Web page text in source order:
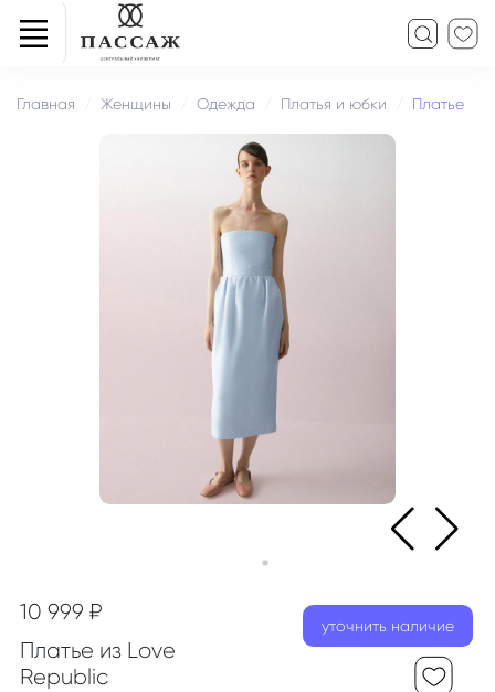
Главная Женщины Одежда Платья и юбки Платье
10 999 ₽
Платье из Love
Republic
уточнить наличие